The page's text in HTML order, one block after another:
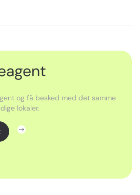
og få besked med det samme
lokaler.